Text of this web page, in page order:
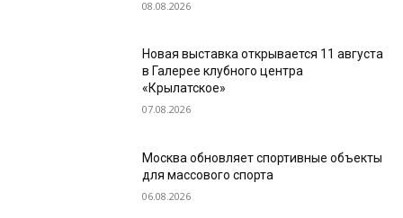
08.08.2026
Новая выставка открывается 11 августа
в Галерее клубного центра
«Крылатское»
07.08.2026
Москва обновляет спортивные объекты
для массового спорта
06.08.2026